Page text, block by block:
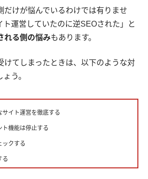
だけが悩んでいるわけでは有りませ
ト運営していたのに逆SEOされた」と
れる側の悩みもあります。
けてしまったときは、以下のような対
う。
サイト運営を徹底する
ト機能は停止する
ックする
る